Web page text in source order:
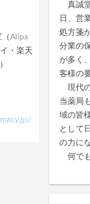
（Alipa
・楽天
真誠
日、営
処方箋
分業の
が多く
客様の
現代の
当薬局
域の皆
として
の力に
何でも